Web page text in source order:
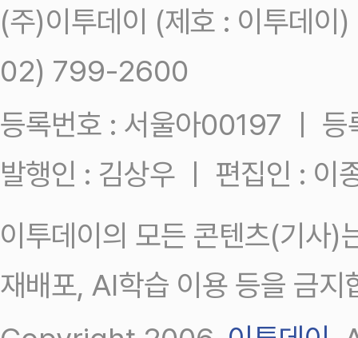
(주)이투데이 (제호 : 이투데
02) 799-2600
등록번호 : 서울아00197 ㅣ
발행인 : 김상우 ㅣ 편집인 : 이
이투데이의 모든 콘텐츠(기사)
재배포, AI학습 이용 등을 금지